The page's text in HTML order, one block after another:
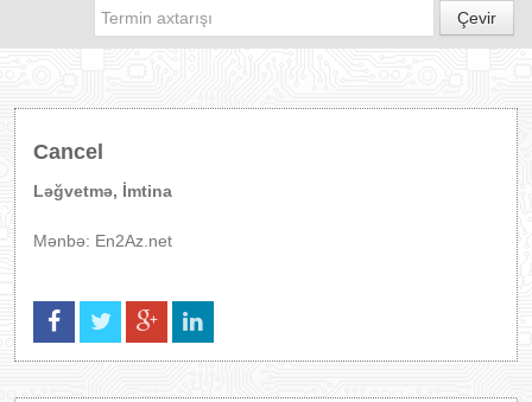
PROQRAMLAR
Çevir
Cancel
Ləğvetmə, İmtina
Mənbə: En2Az.net